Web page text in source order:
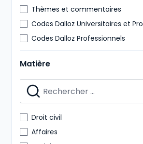
Thèmes et commentaires
Codes Dalloz Universitaires et Pro
Codes Dalloz Professionnels
Précis
Guides Dalloz
Delmas Express
Grands arrêts
Matière
Droit civil
Affaires